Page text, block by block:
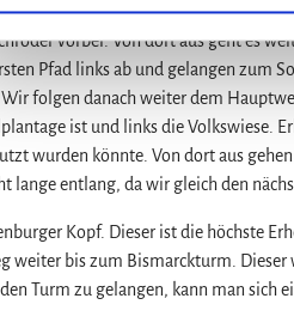
"Märchenbrunnen"
vorbei. Von dort aus geht es
Pfad links ab und gelangen zum
folgen danach weiter dem
ist und links die Volkswiese.
wurden könnte. Von dort aus
lange entlang, da wir gleich den
Kopf. Dieser ist die höchste
weiter bis zum Bismarckturm.
Turm zu gelangen, kann man sich